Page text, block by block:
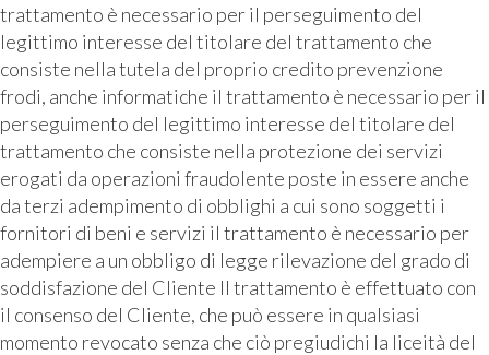
trattamento è necessario per il perseguimento del
legittimo interesse del titolare del trattamento che
consiste nella tutela del proprio credito prevenzione
frodi, anche informatiche il trattamento è necessario per il
perseguimento del legittimo interesse del titolare del
trattamento che consiste nella protezione dei servizi
erogati da operazioni fraudolente poste in essere anche
da terzi adempimento di obblighi a cui sono soggetti i
fornitori di beni e servizi il trattamento è necessario per
adempiere a un obbligo di legge rilevazione del grado di
soddisfazione del Cliente Il trattamento è effettuato con
il consenso del Cliente, che può essere in qualsiasi
momento revocato senza che ciò pregiudichi la liceità del